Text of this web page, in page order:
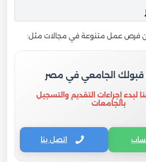
فرص عمل متنوعة في مجالات مثل:
قبولك الجامعي في مصر
لبدء إجراءات التقديم والتسجيل
بالجامعات
اتصل بنا